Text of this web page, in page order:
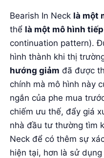
Bearish In Neck là một
thể là một mô hình
continuation pattern).
hình thành khi thị
hướng giảm đã được
chính mà mô hình này
ngắn của phe mua
chiếm ưu thế, đẩy giá
nhà đầu tư thường tìm
Neck để có thêm sự
hiện tại, hơn là sử